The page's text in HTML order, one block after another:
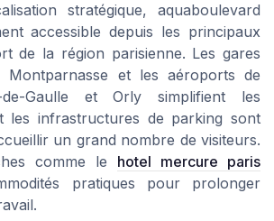
stratégique, aquaboulevard
accessible depuis les principaux
de la région parisienne. Les gares
Montparnasse et les aéroports de
de-Gaulle et Orly simplifient les
les infrastructures de parking sont
un grand nombre de visiteurs.
comme le hotel mercure paris
pratiques pour prolonger